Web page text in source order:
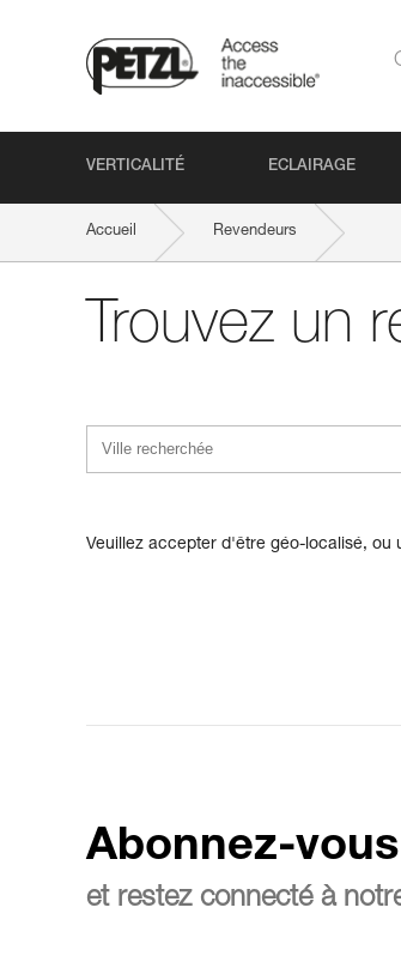
VERTICALITÉ ECLAIRAGE
Accueil Revendeurs
Trouvez un
Veuillez accepter d'être géo-localisé, ou
Abonnez-
et restez connecté à